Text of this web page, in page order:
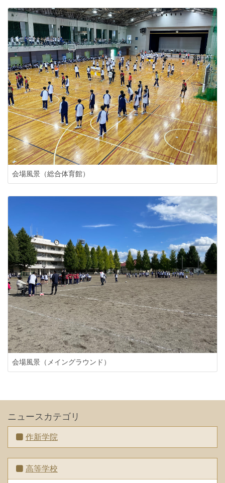
会場風景（総合体育館）
会場風景（メイングラウンド）
ニュースカテゴリ
作新学院
高等学校